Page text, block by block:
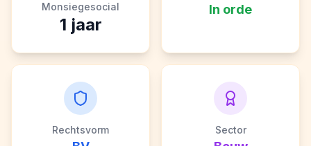
Monsiegesocial
1 jaar
In orde
Rechtsvorm Sector